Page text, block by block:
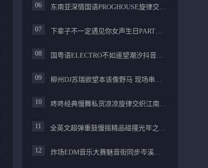
东南亚深情国语PROGHOUSE旋律交织安和桥FUNKY流行情怀串烧
下辈子不一定遇见你女声生日PARTY碰撞酒嗨最新女声伤感专辑实录
国粤语ELECTRO不如遥望潮汐抖音慢摇混合柳州真龙会K吧小厅小康混音
柳州DJ苏瑞欲望本该像野马 现场串烧中文FUNKYHOUSE精选
咚咚经典慢舞私货凉凉旋律交织江南烟雨追梦生活精选串烧
全英文超弹重鼓慢摇精品碰撞光年之外PROGHOUSE醉美抒情节奏
炸场EDM音乐大赛魅音街同步岑溪安仔阿焱精选炸场歌路串烧